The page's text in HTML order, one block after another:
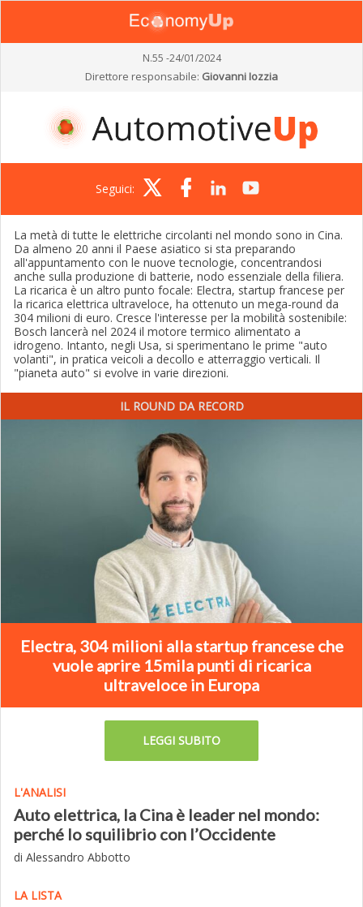
N.55 -24/01/2024
Direttore responsabile: Giovanni Iozzia
Seguici:
La metà di tutte le elettriche circolanti nel mondo sono in Cina.
Da almeno 20 anni il Paese asiatico si sta preparando
all'appuntamento con le nuove tecnologie, concentrandosi
anche sulla produzione di batterie, nodo essenziale della filiera.
La ricarica è un altro punto focale: Electra, startup francese per
la ricarica elettrica ultraveloce, ha ottenuto un mega-round da
304 milioni di euro. Cresce l'interesse per la mobilità sostenibile:
Bosch lancerà nel 2024 il motore termico alimentato a
idrogeno. Intanto, negli Usa, si sperimentano le prime "auto
volanti", in pratica veicoli a decollo e atterraggio verticali. Il
"pianeta auto" si evolve in varie direzioni.
IL ROUND DA RECORD
Electra, 304 milioni alla startup francese che
vuole aprire 15mila punti di ricarica
ultraveloce in Europa
LEGGI SUBITO
L'ANALISI
Auto elettrica, la Cina è leader nel mondo:
perché lo squilibrio con l’Occidente
di Alessandro Abbotto
LA LISTA